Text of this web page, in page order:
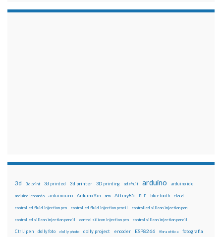
3d 3d print 3d printed 3d printer 3D printing adafruit arduino arduino ide
arduino leonardo arduino uno Arduino Yún arm Attiny85 BLE bluetooth cloud
controlled fluid injection pen controlled fluid injection pencil controlled silicon injection pen
controlled silicon injection pencil control silicon injection pen control silicon injection pencil
CtrlJ pen dolly foto dolly photo dolly project encoder ESP8266 fibra ottica fotografia